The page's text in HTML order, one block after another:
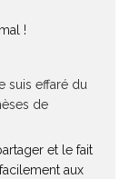
!
suis effaré du
de
et le fait
aux